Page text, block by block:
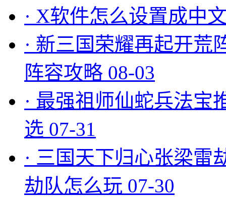
· X软件怎么设置成中
· 新三国荣耀再起开荒
阵容攻略 08-03
· 最强祖师仙蛇兵法宝
选 07-31
· 三国天下归心张梁雷
劫队怎么玩 07-30